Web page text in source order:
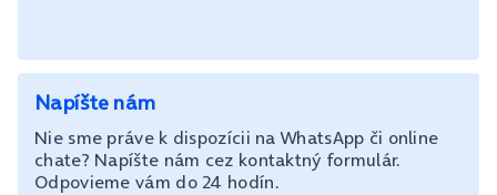
Napíšte nám
Nie sme práve k dispozícii na WhatsApp či online
chate? Napíšte nám cez kontaktný formulár.
Odpovieme vám do 24 hodín.